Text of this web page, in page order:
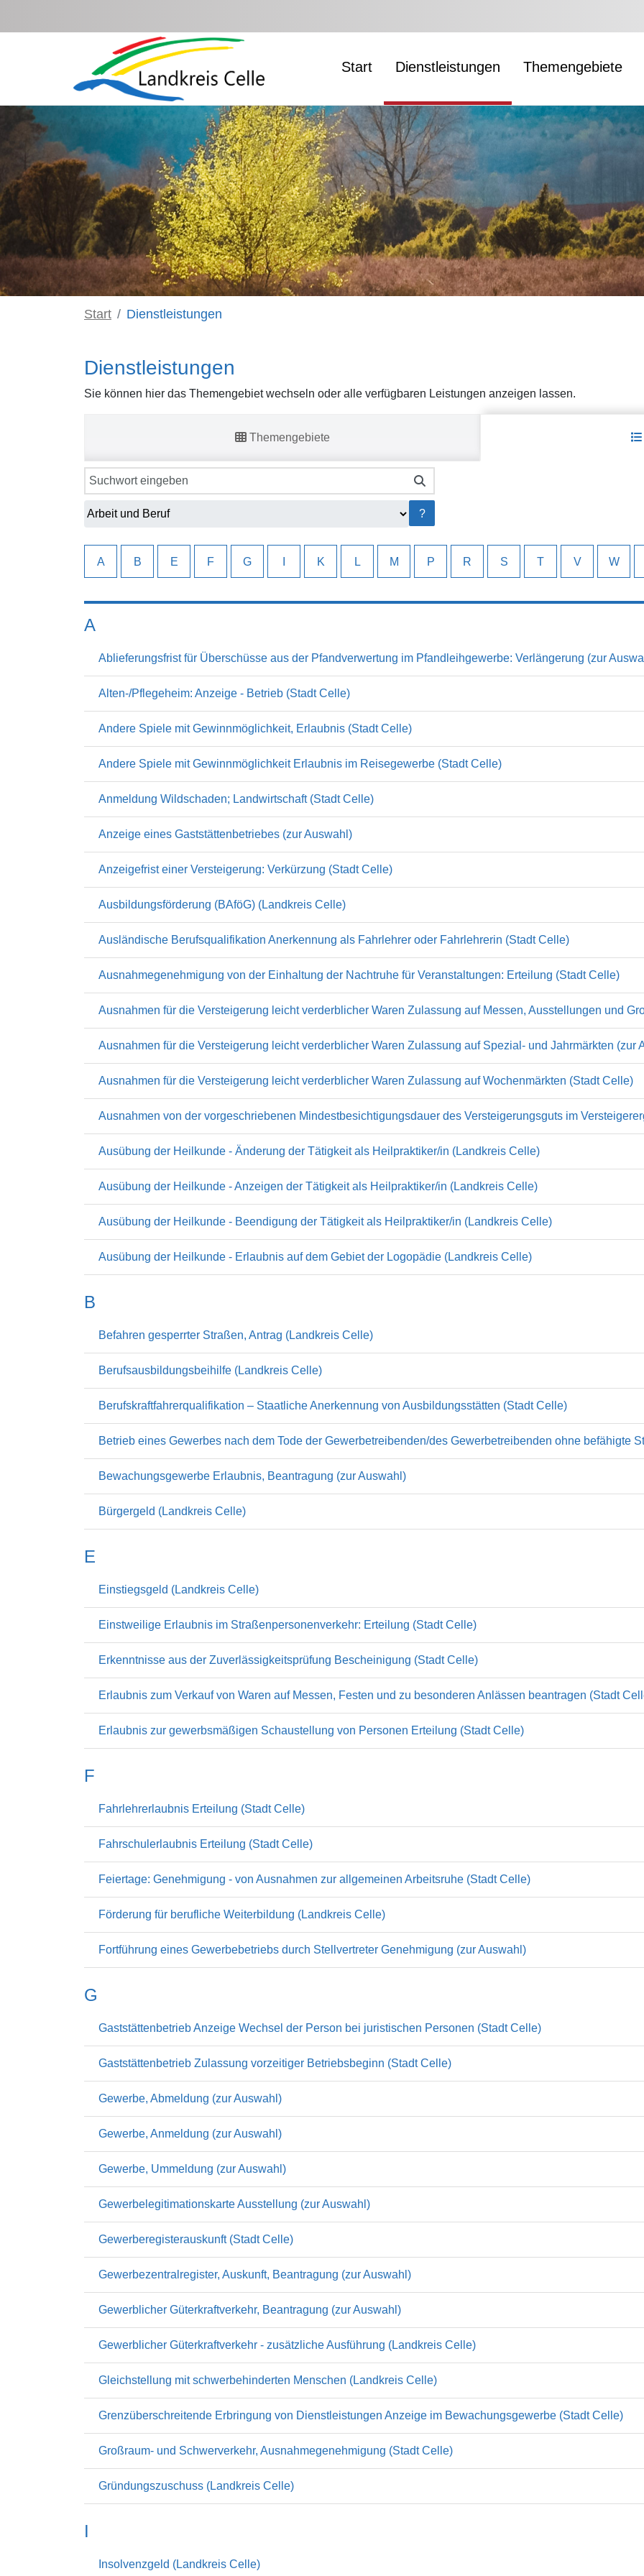
Start Dienstleistungen Themengebiete
Start Dienstleistungen
Dienstleistungen
Sie können hier das Themengebiet wechseln oder alle verfügbaren Leistungen anzeigen lassen.
Themengebiete
Sie können hier das Themengebiet wechseln oder alle verfügbaren Leistungen anzeigen lassen.
?
A B E F G K L M P R S T V W
A
Ablieferungsfrist für Überschüsse aus der Pfandverwertung im Pfandleihgewerbe: Verlängerung (zur
Alten-/Pflegeheim: Anzeige - Betrieb (Stadt Celle)
Andere Spiele mit Gewinnmöglichkeit, Erlaubnis (Stadt Celle)
Andere Spiele mit Gewinnmöglichkeit Erlaubnis im Reisegewerbe (Stadt Celle)
Anmeldung Wildschaden; Landwirtschaft (Stadt Celle)
Anzeige eines Gaststättenbetriebes (zur Auswahl)
Anzeigefrist einer Versteigerung: Verkürzung (Stadt Celle)
Ausbildungsförderung (BAföG) (Landkreis Celle)
Ausländische Berufsqualifikation Anerkennung als Fahrlehrer oder Fahrlehrerin (Stadt Celle)
Ausnahmegenehmigung von der Einhaltung der Nachtruhe für Veranstaltungen: Erteilung (Stadt Celle)
Ausnahmen für die Versteigerung leicht verderblicher Waren Zulassung auf Messen, Ausstellungen und
Ausnahmen für die Versteigerung leicht verderblicher Waren Zulassung auf Spezial- und Jahrmärkten (zur
Ausnahmen für die Versteigerung leicht verderblicher Waren Zulassung auf Wochenmärkten (Stadt Celle)
Ausnahmen von der vorgeschriebenen Mindestbesichtigungsdauer des Versteigerungsguts im
Ausübung der Heilkunde - Änderung der Tätigkeit als Heilpraktiker/in (Landkreis Celle)
Ausübung der Heilkunde - Anzeigen der Tätigkeit als Heilpraktiker/in (Landkreis Celle)
Ausübung der Heilkunde - Beendigung der Tätigkeit als Heilpraktiker/in (Landkreis Celle)
Ausübung der Heilkunde - Erlaubnis auf dem Gebiet der Logopädie (Landkreis Celle)
B
Befahren gesperrter Straßen, Antrag (Landkreis Celle)
Berufsausbildungsbeihilfe (Landkreis Celle)
Berufskraftfahrerqualifikation – Staatliche Anerkennung von Ausbildungsstätten (Stadt Celle)
Betrieb eines Gewerbes nach dem Tode der Gewerbetreibenden/des Gewerbetreibenden ohne befähigte
Bewachungsgewerbe Erlaubnis, Beantragung (zur Auswahl)
Bürgergeld (Landkreis Celle)
E
Einstiegsgeld (Landkreis Celle)
Einstweilige Erlaubnis im Straßenpersonenverkehr: Erteilung (Stadt Celle)
Erkenntnisse aus der Zuverlässigkeitsprüfung Bescheinigung (Stadt Celle)
Erlaubnis zum Verkauf von Waren auf Messen, Festen und zu besonderen Anlässen beantragen (Stadt
Erlaubnis zur gewerbsmäßigen Schaustellung von Personen Erteilung (Stadt Celle)
F
Fahrlehrerlaubnis Erteilung (Stadt Celle)
Fahrschulerlaubnis Erteilung (Stadt Celle)
Feiertage: Genehmigung - von Ausnahmen zur allgemeinen Arbeitsruhe (Stadt Celle)
Förderung für berufliche Weiterbildung (Landkreis Celle)
Fortführung eines Gewerbebetriebs durch Stellvertreter Genehmigung (zur Auswahl)
G
Gaststättenbetrieb Anzeige Wechsel der Person bei juristischen Personen (Stadt Celle)
Gaststättenbetrieb Zulassung vorzeitiger Betriebsbeginn (Stadt Celle)
Gewerbe, Abmeldung (zur Auswahl)
Gewerbe, Anmeldung (zur Auswahl)
Gewerbe, Ummeldung (zur Auswahl)
Gewerbelegitimationskarte Ausstellung (zur Auswahl)
Gewerberegisterauskunft (Stadt Celle)
Gewerbezentralregister, Auskunft, Beantragung (zur Auswahl)
Gewerblicher Güterkraftverkehr, Beantragung (zur Auswahl)
Gewerblicher Güterkraftverkehr - zusätzliche Ausführung (Landkreis Celle)
Gleichstellung mit schwerbehinderten Menschen (Landkreis Celle)
Grenzüberschreitende Erbringung von Dienstleistungen Anzeige im Bewachungsgewerbe (Stadt Celle)
Großraum- und Schwerverkehr, Ausnahmegenehmigung (Stadt Celle)
Gründungszuschuss (Landkreis Celle)
I
Insolvenzgeld (Landkreis Celle)